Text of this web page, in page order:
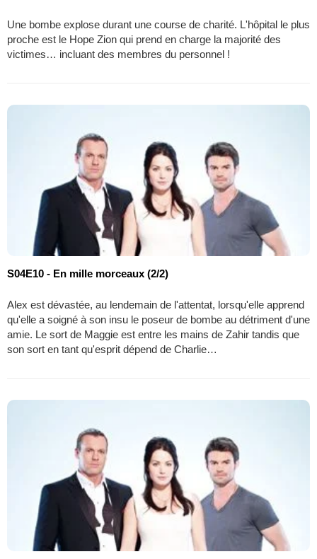
Une bombe explose durant une course de charité. L'hôpital le plus
proche est le Hope Zion qui prend en charge la majorité des
victimes… incluant des membres du personnel !
S04E10 - En mille morceaux (2/2)
Alex est dévastée, au lendemain de l'attentat, lorsqu'elle apprend
qu'elle a soigné à son insu le poseur de bombe au détriment d'une
amie. Le sort de Maggie est entre les mains de Zahir tandis que
son sort en tant qu'esprit dépend de Charlie…